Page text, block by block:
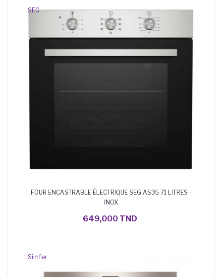
SEG
FOUR ENCASTRABLE ÉLECTRIQUE SEG AS35 71 LITRES -
INOX
649,000 TND
Simfer